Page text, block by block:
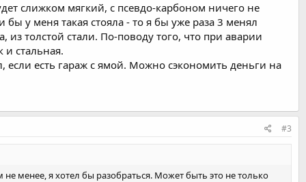
слижком мягкий, с псевдо-карбоном ничего не
у меня такая стояла - то я бы уже раза 3 менял
из толстой стали. По-поводу того, что при аварии
и стальная.
если есть гараж с ямой. Можно сэкономить деньги на
#3
не менее, я хотел бы разобраться. Может быть это не только